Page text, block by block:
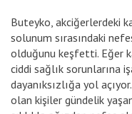
Buteyko, akciğerlerdeki
solunum sırasındaki
olduğunu keşfetti. Eğer
ciddi sağlık sorunlarına
dayanıksızlığa yol
olan kişiler gündelik